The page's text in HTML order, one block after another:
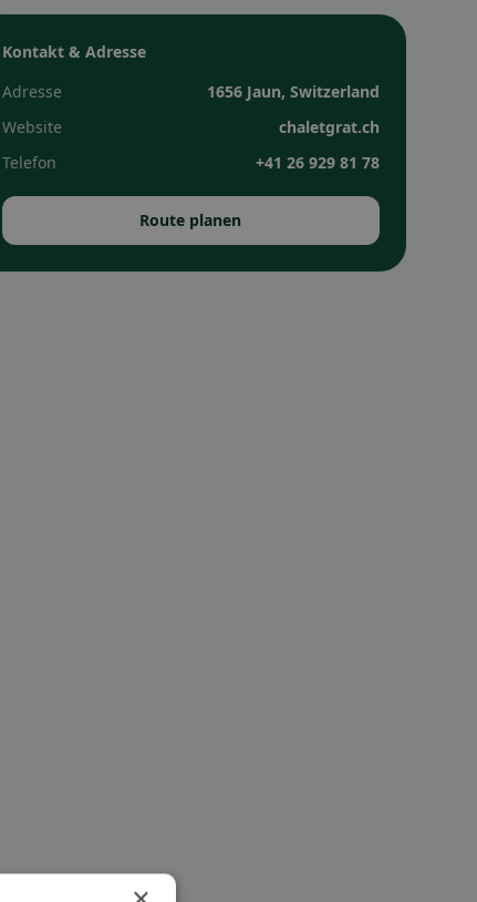
Kontakt & Adresse
Adresse
1656 Jaun, Switzerland
Website
chaletgrat.ch
Telefon
+41 26 929 81 78
Route planen